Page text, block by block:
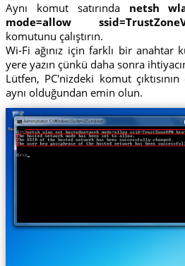
Aynı komut satırında netsh
mode=allow
komutunu çalıştırın.
Wi-Fi ağınız için farklı bir anahtar
yere yazın çünkü daha sonra
Lütfen, PC'nizdeki komut
aynı olduğundan emin olun.